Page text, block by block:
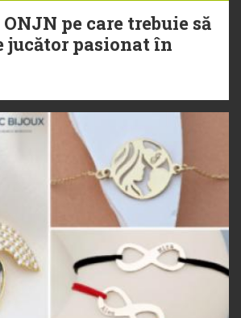
pe care trebuie să
jucător pasionat în